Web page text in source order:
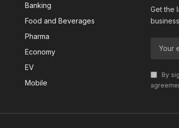
Banking
Food and Beverages
Pharma
Economy
EV
Mobile
Get the
By